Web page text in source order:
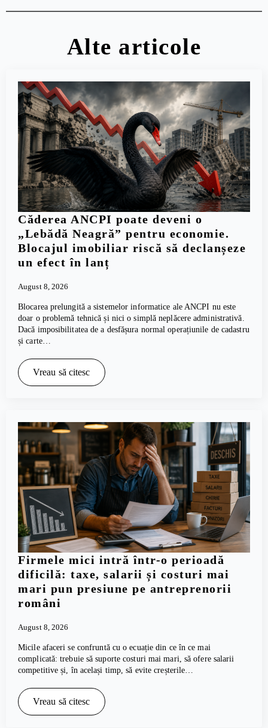
Alte articole
Căderea ANCPI poate deveni o
„Lebădă Neagră” pentru economie.
Blocajul imobiliar riscă să declanșeze
un efect în lanț
August 8, 2026
Blocarea prelungită a sistemelor informatice ale ANCPI nu este
doar o problemă tehnică și nici o simplă neplăcere administrativă.
Dacă imposibilitatea de a desfășura normal operațiunile de cadastru
și carte…
Vreau să citesc
Firmele mici intră într-o perioadă
dificilă: taxe, salarii și costuri mai
mari pun presiune pe antreprenorii
români
August 8, 2026
Micile afaceri se confruntă cu o ecuație din ce în ce mai
complicată: trebuie să suporte costuri mai mari, să ofere salarii
competitive și, în același timp, să evite creșterile…
Vreau să citesc